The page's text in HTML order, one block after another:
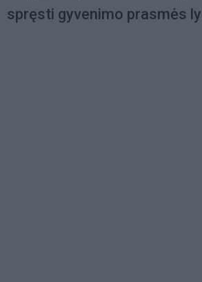
spręsti gyvenimo prasmės